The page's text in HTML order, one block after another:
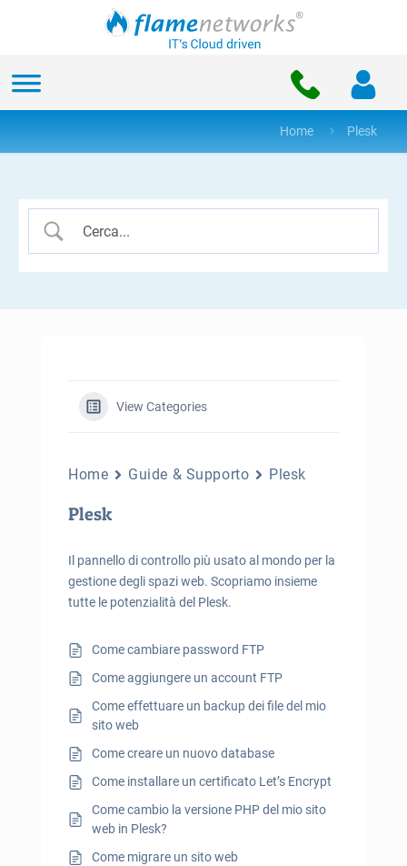
Home Plesk
View Categories
Home Guide & Supporto Plesk
Plesk
Il pannello di controllo più usato al mondo per la
gestione degli spazi web. Scopriamo insieme
tutte le potenzialità del Plesk.
Come cambiare password FTP
Come aggiungere un account FTP
Come effettuare un backup dei file del mio
sito web
Come creare un nuovo database
Come installare un certificato Let’s Encrypt
Come cambio la versione PHP del mio sito
web in Plesk?
Come migrare un sito web